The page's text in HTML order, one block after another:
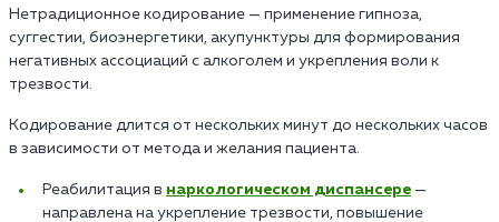
Нетрадиционное кодирование — применение гипноза,
суггестии, биоэнергетики, акупунктуры для формирования
негативных ассоциаций с алкоголем и укрепления воли к
трезвости.
Кодирование длится от нескольких минут до нескольких часов
в зависимости от метода и желания пациента.
Реабилитация в наркологическом диспансере —
направлена на укрепление трезвости, повышение